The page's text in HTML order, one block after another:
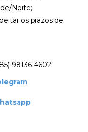
Noite;
os prazos de
98136-4602.